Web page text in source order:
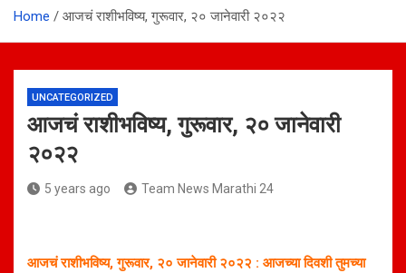
Home आजचं राशीभविष्य, गुरूवार, २० जानेवारी २०२२
UNCATEGORIZED
आजचं राशीभविष्य, गुरूवार, २० जानेवारी
२०२२
5 years ago Team News Marathi 24
आजचं राशीभविष्य, गुरूवार, २० जानेवारी २०२२ : आजच्या दिवशी तुमच्या